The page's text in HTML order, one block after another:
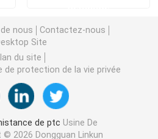
de NTC
nous
Contactez-nous
Site
du site
de protection de la vie privée
de ptc Usine De
© 2026 Dongguan Linkun